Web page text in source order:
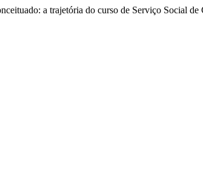
a trajetória do curso de Serviço Social de